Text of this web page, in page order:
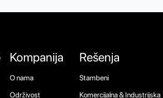
Kompanija
O nama
Održivost
Rešenja
Stambeni
Komercijalna & Industrijska